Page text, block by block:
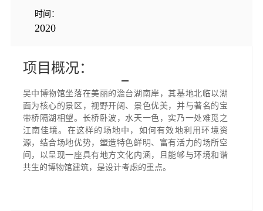
时间：
2020
项目概况：
吴中博物馆坐落在美丽的澹台湖南岸，其基地北临以湖
面为核心的景区，视野开阔、景色优美，并与著名的宝
带桥隔湖相望。长桥卧波，水天一色，实乃一处难觅之
江南佳境。在这样的场地中，如何有效地利用环境资
源，结合场地优势，塑造特色鲜明、富有活力的场所空
间，以呈现一座具有地方文化内涵，且能够与环境和谐
共生的博物馆建筑，是设计考虑的重点。